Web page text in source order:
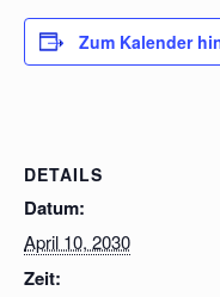
Zum Kalender
DETAILS
Datum:
April 10, 2030
Zeit: